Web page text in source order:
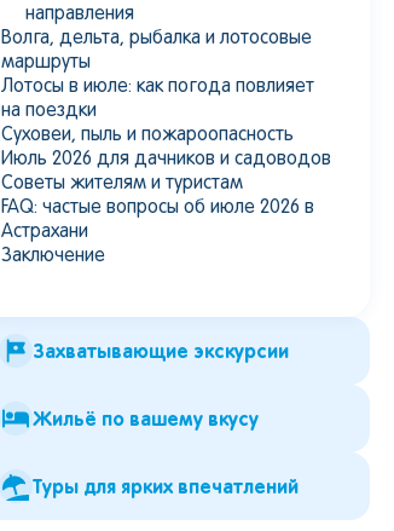
направления
Волга, дельта, рыбалка и лотосовые
маршруты
Лотосы в июле: как погода повлияет
на поездки
Суховеи, пыль и пожароопасность
Июль 2026 для дачников и садоводов
Советы жителям и туристам
FAQ: частые вопросы об июле 2026 в
Астрахани
Заключение
Захватывающие экскурсии
Жильё по вашему вкусу
Туры для ярких впечатлений